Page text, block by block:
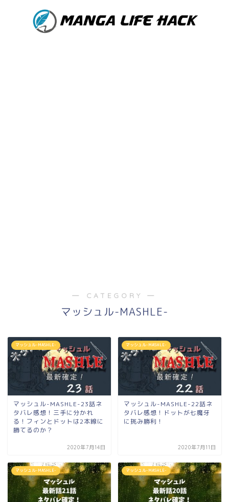
― CATEGORY ―
マッシュル-MASHLE-
マッシュル-MASHLE-
マッシュル-MASHLE-23話ネ
タバレ感想！三手に分かれ
る！フィンとドットは2本線に
勝てるのか？
2020年7月14日
マッシュル-MASHLE-
マッシュル-MASHLE-22話ネ
タバレ感想！ドットが七魔牙
に挑み勝利！
2020年7月11日
マッシュル-MASHLE- マッシュル-MASHLE-